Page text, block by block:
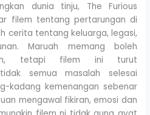
dunia tinju, The Furious
filem tentang pertarungan di
cerita tentang keluarga, legasi,
Maruah memang boleh
tetapi filem ini turut
semua masalah selesai
kadang kemenangan sebenar
mengawal fikiran, emosi dan